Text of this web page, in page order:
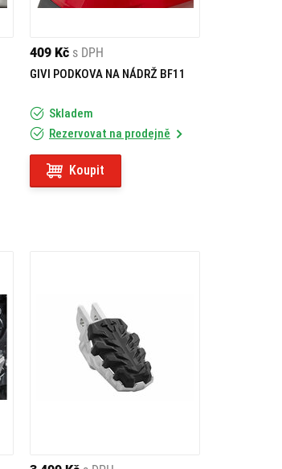
409 Kč s DPH
GIVI PODKOVA NA NÁDRŽ BF11
Skladem
Rezervovat na prodejně
Koupit